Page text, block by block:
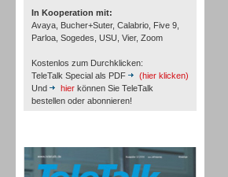
In Kooperation mit:
Avaya, Bucher+Suter, Calabrio, Five 9,
Parloa, Sogedes, USU, Vier, Zoom
Kostenlos zum Durchklicken:
TeleTalk Special als PDF
(hier klicken)
Und
hier können Sie TeleTalk
bestellen oder abonnieren!